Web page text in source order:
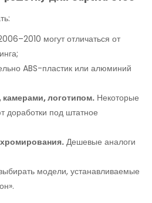
могут отличаться от
ABS-пластик или алюминий
логотипом. Некоторые
доработки под штатное
Дешевые аналоги
модели, устанавливаемые